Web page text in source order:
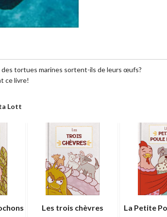
des tortues marines sortent-ils de leurs œufs?
ce livre!
Lott
Les trois chèvres La Petite